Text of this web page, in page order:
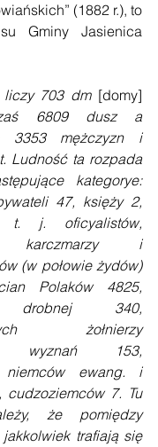
(1882 r.), to
Gminy Jasienica
liczy 703 dm
6809 dusz a
3353 mężczyzn i
Ludność ta rozpada
kategorye:
47, księży 2,
t. j. oficyalistów,
karczmarzy i
(w połowie żydów)
Polaków 4825,
drobnej 340,
żołnierzy
wyznań 153,
niemców ewang. i
cudzoziemców 7. Tu
że pomiędzy
jakkolwiek trafiają się